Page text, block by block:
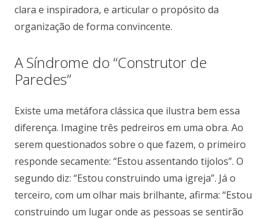
clara e inspiradora, e articular o propósito da
organização de forma convincente.
A Síndrome do “Construtor de
Paredes”
Existe uma metáfora clássica que ilustra bem essa
diferença. Imagine três pedreiros em uma obra. Ao
serem questionados sobre o que fazem, o primeiro
responde secamente: “Estou assentando tijolos”. O
segundo diz: “Estou construindo uma igreja”. Já o
terceiro, com um olhar mais brilhante, afirma: “Estou
construindo um lugar onde as pessoas se sentirão